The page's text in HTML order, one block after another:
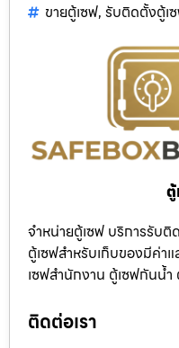
ขายตู้เซฟ, รับติดตั้งตู้เ
จำหน่ายตู้เซฟ บริการรับ
ตู้เซฟสำหรับเก็บของมีค่า
เซฟสำนักงาน ตู้เซฟกันน้ำ
ติดต่อเรา